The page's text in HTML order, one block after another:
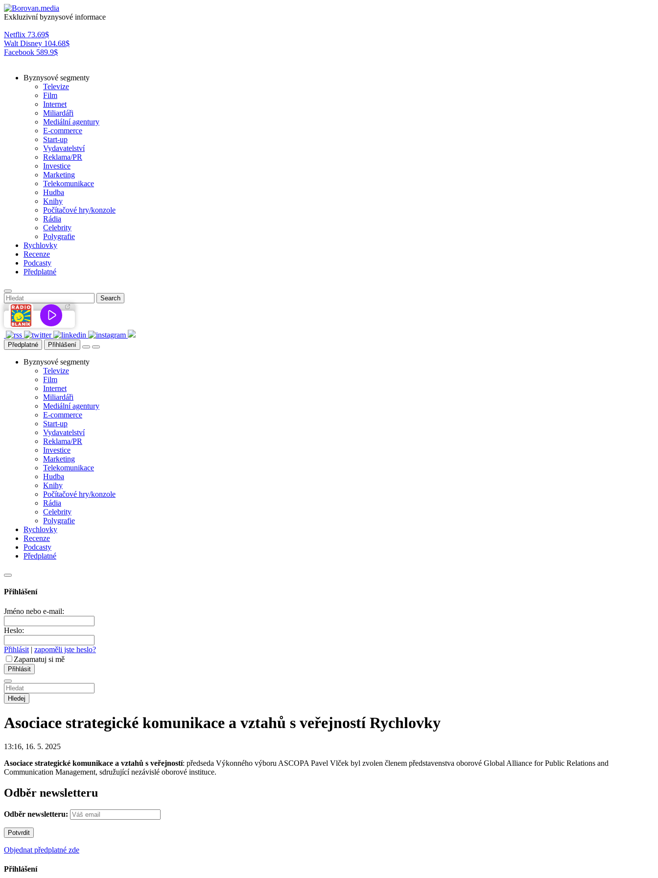
Exkluzivní byznysové informace
Netflix 73.69$
Walt Disney 104.68$
Facebook 589.9$
Byznysové segmenty
Televize
Film
Internet
Miliardáři
Mediální agentury
E-commerce
Start-up
Vydavatelství
Reklama/PR
Investice
Marketing
Telekomunikace
Hudba
Knihy
Počítačové hry/konzole
Rádia
Celebrity
Polygrafie
Rychlovky
Recenze
Podcasty
Předplatné
Předplatné Přihlášení
Byznysové segmenty
Televize
Film
Internet
Miliardáři
Mediální agentury
E-commerce
Start-up
Vydavatelství
Reklama/PR
Investice
Marketing
Telekomunikace
Hudba
Knihy
Počítačové hry/konzole
Rádia
Celebrity
Polygrafie
Rychlovky
Recenze
Podcasty
Předplatné
Přihlášení
Jméno nebo e-mail:
Heslo:
Přihlásit | zapoměli jste heslo?
Zapamatuj si mě
Hledej
Asociace strategické komunikace a vztahů s veřejností Rychlovky
13:16, 16. 5. 2025
Asociace strategické komunikace a vztahů s veřejností: předseda Výkonného výboru ASCOPA Pavel Vlček byl zvolen členem představenstva oborové Global Alliance for Public Relations and
Communication Management, sdružující nezávislé oborové instituce.
Odběr newsletteru
Odběr newsletteru:
Objednat předplatné zde
Přihlášení